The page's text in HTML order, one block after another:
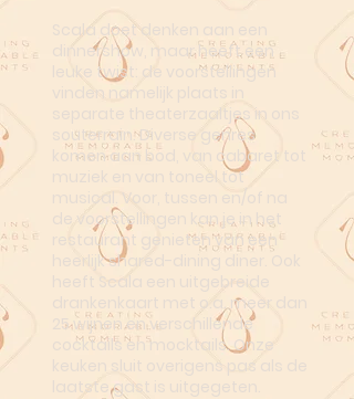
Scala doet denken aan een
dinnershow, maar heeft een
leuke twist: de voorstellingen
vinden namelijk plaats in
separate theaterzaaltjes in ons
souterrain. Diverse genres
komen aan bod, van cabaret tot
muziek en van toneel tot
musical. Voor, tussen en/of na
de voorstellingen kan je in het
restaurant genieten van een
heerlijk shared-dining diner. Ook
heeft Scala een uitgebreide
drankenkaart met o.a. meer dan
25 wijnen en verschillende
cocktails en mocktails. Onze
keuken sluit overigens pas als de
laatste gast is uitgegeten.